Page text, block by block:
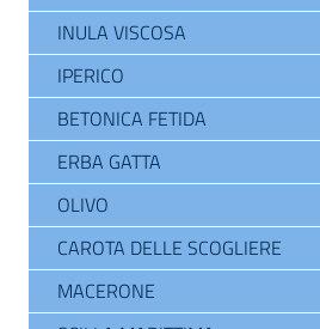
INULA VISCOSA
IPERICO
BETONICA FETIDA
ERBA GATTA
OLIVO
CAROTA DELLE SCOGLIERE
MACERONE